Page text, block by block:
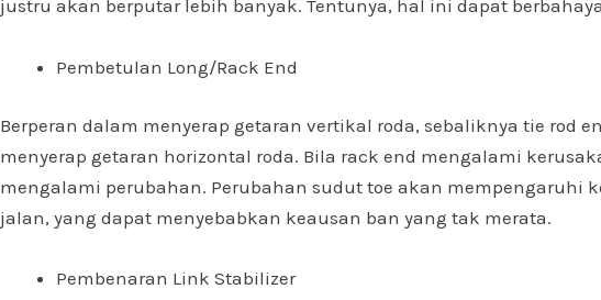
justru akan berputar lebih banyak. Tentunya, hal ini dapat
Pembetulan Long/Rack End
Berperan dalam menyerap getaran vertikal roda, sebaliknya tie rod
menyerap getaran horizontal roda. Bila rack end mengalami
mengalami perubahan. Perubahan sudut toe akan mempengaruhi
jalan, yang dapat menyebabkan keausan ban yang tak merata.
Pembenaran Link Stabilizer